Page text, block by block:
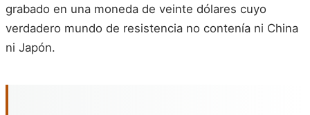
grabado en una moneda de veinte dólares cuyo
verdadero mundo de resistencia no contenía ni China
ni Japón.